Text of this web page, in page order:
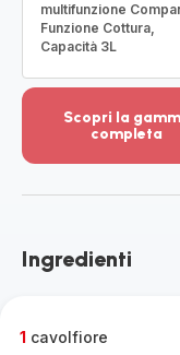
multifunzione
Funzione Cottura,
Capacità 3L
Scopri la
completa
dettagli
la
Ingredienti
1 cavolfiore